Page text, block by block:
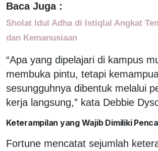
Baca Juga :
Sholat Idul Adha di Istiqlal Angkat
dan Kemanusiaan
“Apa yang dipelajari di kampus
membuka pintu, tetapi
sesungguhnya dibentuk melalui
kerja langsung,” kata Debbie
Keterampilan yang Wajib Dimiliki
Fortune mencatat sejumlah